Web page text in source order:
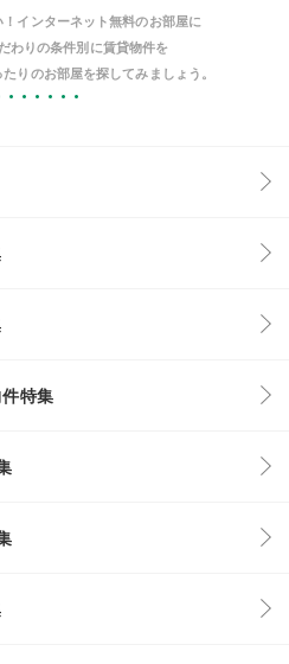
インターネット無料のお部屋に
わりの条件別に賃貸物件を
りのお部屋を探してみましょう。
特集